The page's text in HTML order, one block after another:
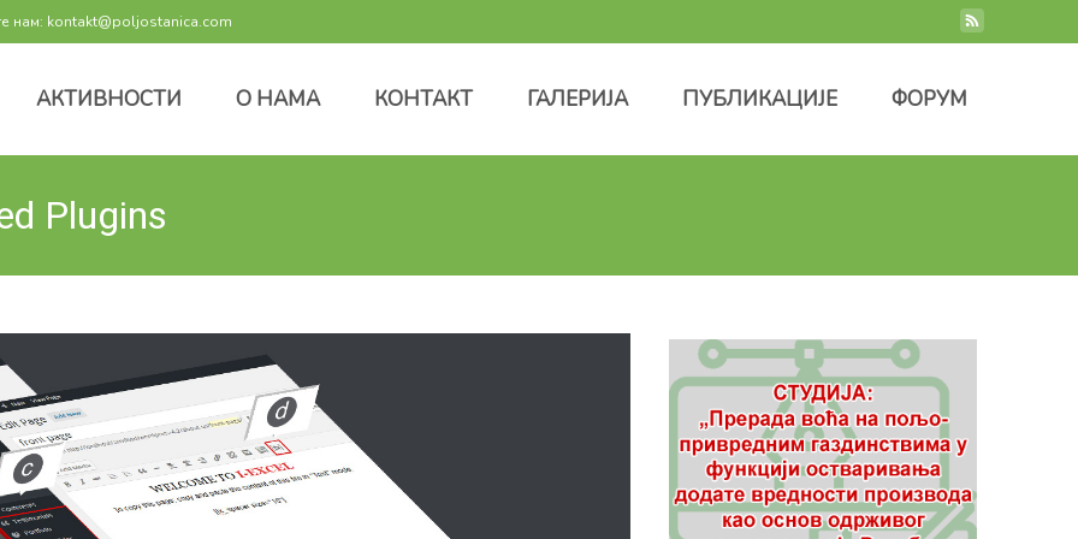
нам: kontakt@poljostanica.com
АКТИВНОСТИ О НАМА КОНТАКТ ГАЛЕРИЈА ПУБЛИКАЦИЈЕ ФОРУМ
Plugins